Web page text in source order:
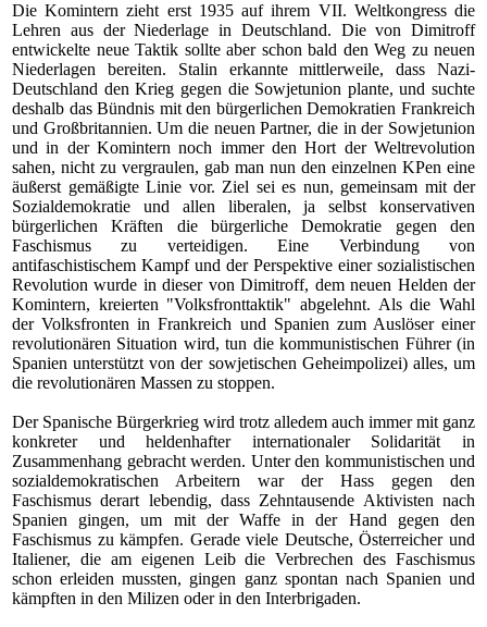
Die Komintern zieht erst 1935 auf ihrem VII. Weltkongress die
Lehren aus der Niederlage in Deutschland. Die von Dimitroff
entwickelte neue Taktik sollte aber schon bald den Weg zu neuen
Niederlagen bereiten. Stalin erkannte mittlerweile, dass Nazi-
Deutschland den Krieg gegen die Sowjetunion plante, und suchte
deshalb das Bündnis mit den bürgerlichen Demokratien Frankreich
und Großbritannien. Um die neuen Partner, die in der Sowjetunion
und in der Komintern noch immer den Hort der Weltrevolution
sahen, nicht zu vergraulen, gab man nun den einzelnen KPen eine
äußerst gemäßigte Linie vor. Ziel sei es nun, gemeinsam mit der
Sozialdemokratie und allen liberalen, ja selbst konservativen
bürgerlichen Kräften die bürgerliche Demokratie gegen den
Faschismus zu verteidigen. Eine Verbindung von
antifaschistischem Kampf und der Perspektive einer sozialistischen
Revolution wurde in dieser von Dimitroff, dem neuen Helden der
Komintern, kreierten "Volksfronttaktik" abgelehnt. Als die Wahl
der Volksfronten in Frankreich und Spanien zum Auslöser einer
revolutionären Situation wird, tun die kommunistischen Führer (in
Spanien unterstützt von der sowjetischen Geheimpolizei) alles, um
die revolutionären Massen zu stoppen.
Der Spanische Bürgerkrieg wird trotz alledem auch immer mit ganz
konkreter und heldenhafter internationaler Solidarität in
Zusammenhang gebracht werden. Unter den kommunistischen und
sozialdemokratischen Arbeitern war der Hass gegen den
Faschismus derart lebendig, dass Zehntausende Aktivisten nach
Spanien gingen, um mit der Waffe in der Hand gegen den
Faschismus zu kämpfen. Gerade viele Deutsche, Österreicher und
Italiener, die am eigenen Leib die Verbrechen des Faschismus
schon erleiden mussten, gingen ganz spontan nach Spanien und
kämpften in den Milizen oder in den Interbrigaden.